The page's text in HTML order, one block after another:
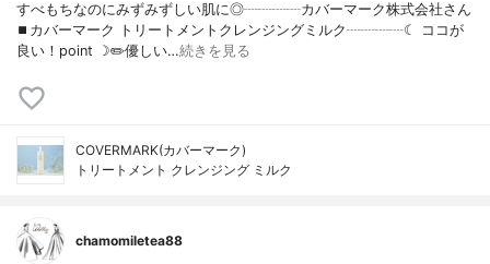
すべもちなのにみずみずしい肌に◎┈┈┈┈カバーマーク株式会社さん
⏹カバーマーク トリートメントクレンジングミルク┈┈┈┈☾ ココが
良い！point ☽✏️優しい…続きを見る
COVERMARK(カバーマーク)
トリートメント クレンジング ミルク
chamomiletea88